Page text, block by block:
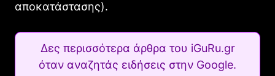
αποκατάστασης).
Δες περισσότερα άρθρα του iGuRu.gr
όταν αναζητάς ειδήσεις στην Google.